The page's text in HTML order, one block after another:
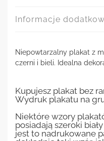
Informacje
Niepowtarzalny plakat z
czerni i bieli. Idealna
Kupujesz plakat bez
Wydruk plakatu na
Niektóre wzory
posiadają szeroki
jest to nadrukowane